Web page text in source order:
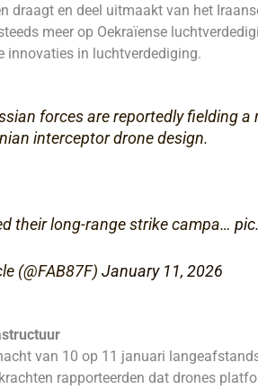
draagt en deel uitmaakt van het
meer op Oekraïense
innovaties in luchtverdediging.
forces are reportedly fielding
interceptor drone design.
their long-range strike campa…
(@FAB87F)January 11, 2026
van 10 op 11 januari
rapporteerden dat drones